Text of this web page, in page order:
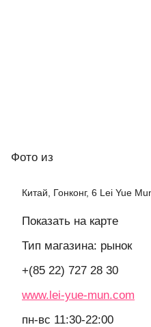
Фото из
Китай, Гонконг, 6 Lei Yue
Показать на карте
Тип магазина: рынок
+(85 22) 727 28 30
www.lei-yue-mun.com
пн-вс 11:30-22:00